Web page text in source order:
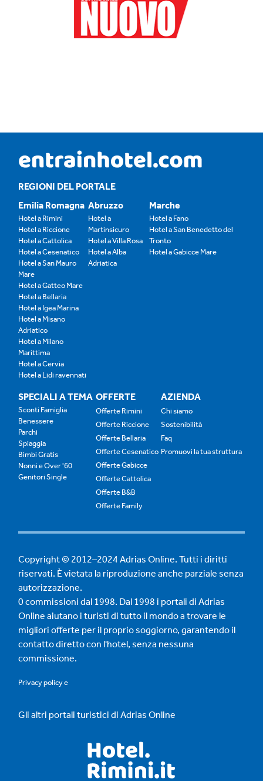
REGIONI DEL PORTALE
Emilia Romagna
Hotel a Rimini
Hotel a Riccione
Hotel a Cattolica
Hotel a Cesenatico
Hotel a San Mauro
Mare
Hotel a Gatteo Mare
Hotel a Bellaria
Hotel a Igea Marina
Hotel a Misano
Adriatico
Hotel a Milano
Marittima
Hotel a Cervia
Hotel a Lidi ravennati
Abruzzo
Hotel a
Martinsicuro
Hotel a Villa Rosa
Hotel a Alba
Adriatica
Marche
Hotel a Fano
Hotel a San Benedetto del
Tronto
Hotel a Gabicce Mare
SPECIALI A TEMA
Sconti Famiglia
Benessere
Parchi
Spiaggia
Bimbi Gratis
Nonni e Over '60
Genitori Single
OFFERTE
Offerte Rimini
Offerte Riccione
Offerte Bellaria
Offerte Cesenatico
Offerte Gabicce
Offerte Cattolica
Offerte B&B
Offerte Family
AZIENDA
Chi siamo
Sostenibilità
Faq
Promuovi la tua struttura
Copyright © 2012–2024 Adrias Online. Tutti i diritti
riservati. È vietata la riproduzione anche parziale senza
autorizzazione.
0 commissioni dal 1998. Dal 1998 i portali di Adrias
Online aiutano i turisti di tutto il mondo a trovare le
migliori offerte per il proprio soggiorno, garantendo il
contatto diretto con l'hotel, senza nessuna
commissione.
Privacy policye
Gli altri portali turistici di Adrias Online